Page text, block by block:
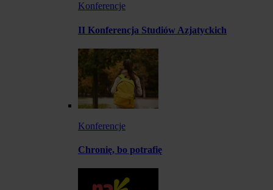
Konferencje
II Konferencja Studiów Azjatyckich
Konferencje
Chronię, bo potrafię